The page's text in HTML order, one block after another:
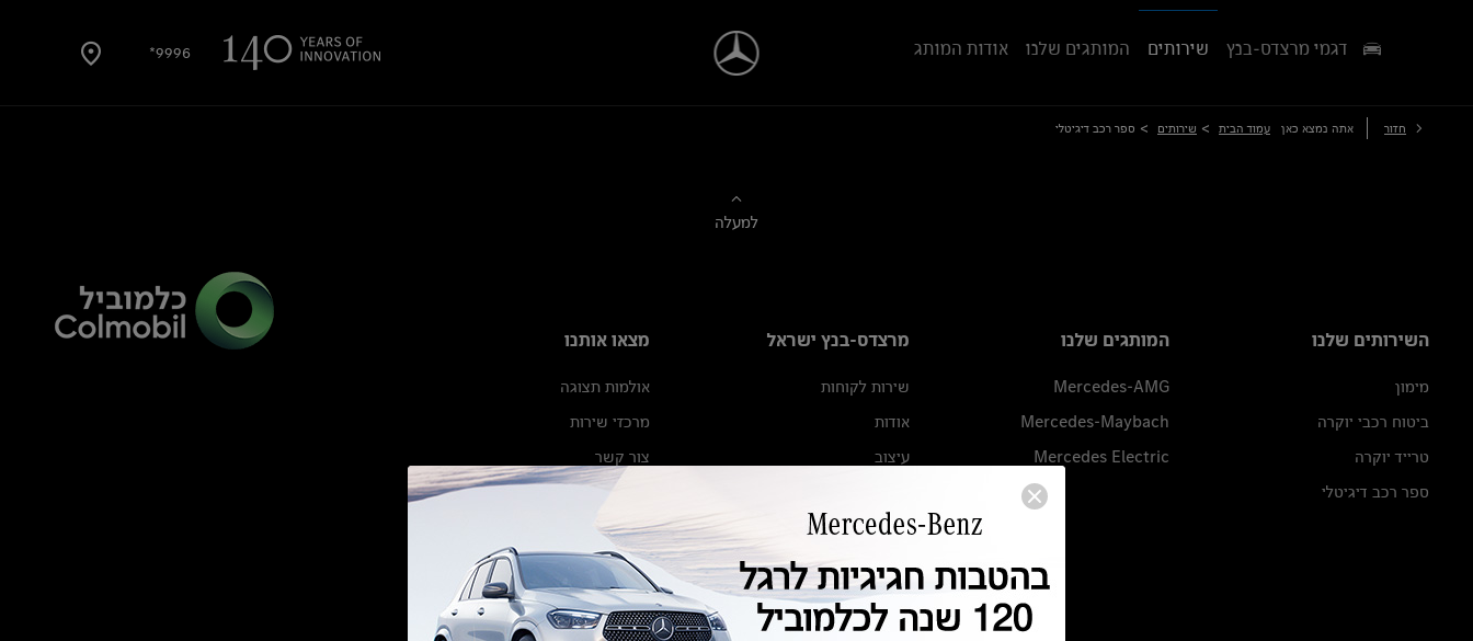
9996* דגמי מרצדס-בנץ שירותים המותגים שלנו אודות המותג
חזור אתה נמצא כאן עמוד הבית > שירותים > ספר רכב דיגיטלי
למעלה
השירותים שלנו
מימון
ביטוח רכבי יוקרה
טרייד יוקרה
ספר רכב דיגיטלי
המותגים שלנו
Mercedes-AMG
Mercedes-Maybach
Mercedes Electric
מרצדס-בנץ ישראל
שירות לקוחות
אודות
עיצוב
מגזין מרצדס-בנץ
ספרי רכב מרצדס-בנץ
נתוני זיהום אוויר וצריכת דלק וחשמל
נתוני תווית צמיגים
מצאו אותנו
אולמות תצוגה
מרכזי שירות
צור קשר